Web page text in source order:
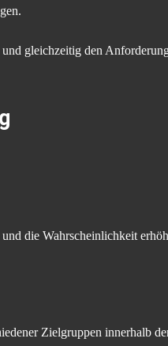
gleichzeitig den
die Wahrscheinlichkeit
Zielgruppen innerhalb